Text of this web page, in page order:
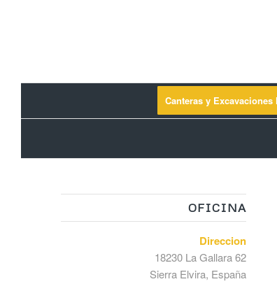
Canteras y
OFICINA
Direccion
18230 La Gallara 62
Sierra Elvira, España